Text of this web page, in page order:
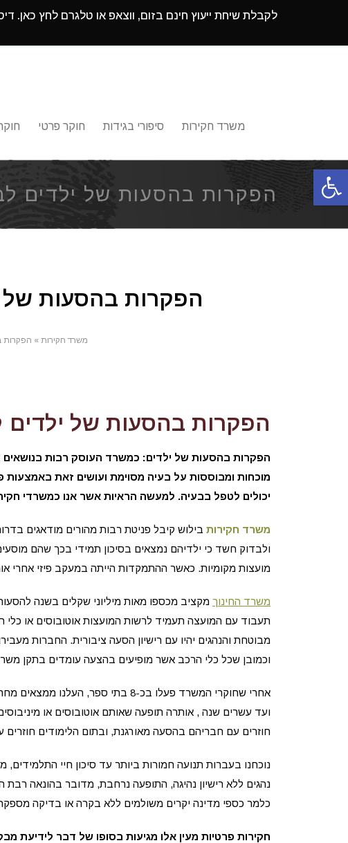
פתח סרגל נגישות
לקבלת שיחת ייעוץ חינם בזום, ווצאפ או טלגרם לחץ כאן.
משרד חקירות סיפורי בגידות חוקר פרטי
הפקרות בהסעות של ילדים
הפקרות בהסעות של
משרד חקירות» הפקרות
הפקרות בהסעות של ילדים
הפקרות בהסעות של ילדים: כמשרד העוסק רבות בנושאים
מוכחות ומבוססות על בעיה מסוימת ועושים זאת
יכולים לטפל בבעיה. למעשה הראיות אשר אנו כמשרדי
משרד חקירות בילוש קיבל פניטת רבות מהורים מודאגים
ולבדוק חשד כי ילדיהם נמצאים בסיכון תמידי בכך שהם
מועצות מקומיות. כאשר ההתמקדות הייתה במעקב פיזי
משרד החינוך מקציב מכספו מאות מיליוני שקלים בשנה
תעבוד עם המועצה תעמיד לרשות המועצות אוטובוסים או
מבוטחת והנהגים יהיו עם רישיון הסעה ציבורית. החברות
וכמובן שכל כלי הרכב אשר מופיעים בהצעה עומדים בתקן
אחרי שחוקרי המשרד פעלו בכ-8 בתי
ועד עשרים שנה , אותרה תופעה שאותם אוטובוסים או
חוזרים עם חבריהם בהסעה מאורגנת, ובתום הלימודים
נוכחנו בעברות תנועה חמורות ביותר עד סיכון חיי התלמידים,
נהגים ללא רישיון נהיגה, התופעה נרחבת, מדובר בהונאה
כלמר כספי מדינה יקרים משולמים ללא בקרה או בדיקה
חקירות פרטיות מעין אלו מגיעות בסופו של דבר לידיעת